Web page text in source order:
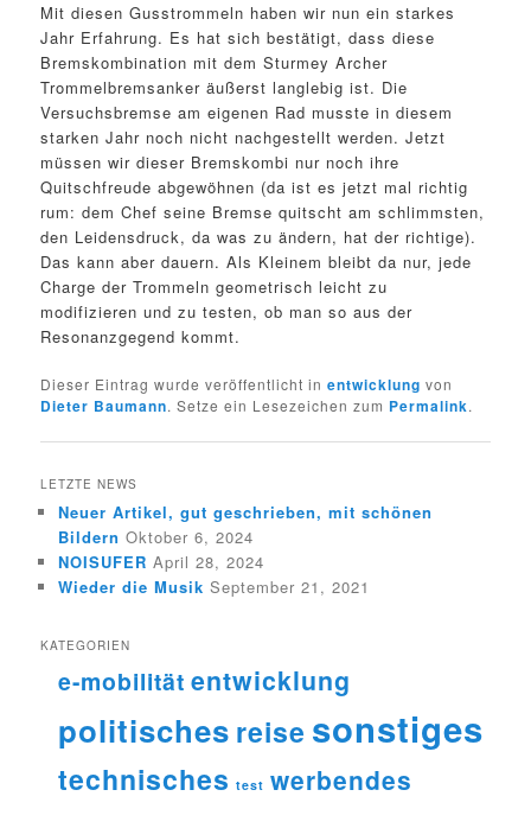
Mit diesen Gusstrommeln haben wir nun ein starkes
Jahr Erfahrung. Es hat sich bestätigt, dass diese
Bremskombination mit dem Sturmey Archer
Trommelbremsanker äußerst langlebig ist. Die
Versuchsbremse am eigenen Rad musste in diesem
starken Jahr noch nicht nachgestellt werden. Jetzt
müssen wir dieser Bremskombi nur noch ihre
Quitschfreude abgewöhnen (da ist es jetzt mal richtig
rum: dem Chef seine Bremse quitscht am schlimmsten,
den Leidensdruck, da was zu ändern, hat der richtige).
Das kann aber dauern. Als Kleinem bleibt da nur, jede
Charge der Trommeln geometrisch leicht zu
modifizieren und zu testen, ob man so aus der
Resonanzgegend kommt.
Dieser Eintrag wurde veröffentlicht inentwicklung von
Dieter Baumann. Setze ein Lesezeichen zum Permalink.
LETZTE NEWS
Neuer Artikel, gut geschrieben, mit schönen
Bildern Oktober 6, 2024
NOISUFER April 28, 2024
Wieder die Musik September 21, 2021
KATEGORIEN
e-mobilität entwicklung
politisches reise sonstiges
technisches test werbendes